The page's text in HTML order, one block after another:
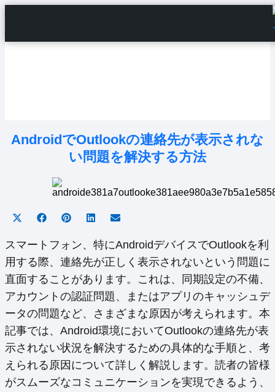
AndroidでOutlookの連絡先が表示されな
い問題を解決する方法
Share
X
(Twitter)
Share
Facebook
Share
Pinterest
Share
LinkedInEmail
スマートフォン、特にAndroidデバイスでOutlookを利
用する際、連絡先が正しく表示されないという問題に
直面することがあります。これは、同期設定の不備、
アカウントの認証問題、またはアプリのキャッシュデ
ータの問題など、さまざまな原因が考えられます。本
記事では、Android環境においてOutlookの連絡先が表
示されない状況を解決するための具体的な手順と、考
えられる原因について詳しく解説します。読者の皆様
がスムーズなコミュニケーションを実現できるよう、